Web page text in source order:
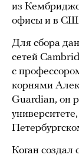
из
офисы и в
Для сбора
сетей
с
корнями
Guardian, он
Коган создал